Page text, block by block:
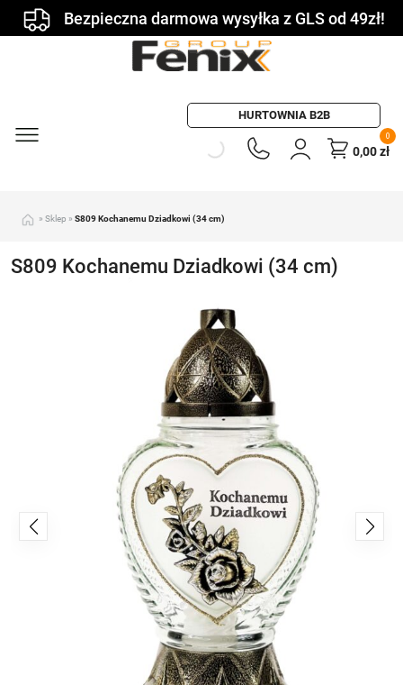
Bezpieczna darmowa wysyłka z GLS od 49zł!
HURTOWNIA B2B
0
0,00zł
» Sklep » S809 Kochanemu Dziadkowi (34 cm)
S809 Kochanemu Dziadkowi (34 cm)